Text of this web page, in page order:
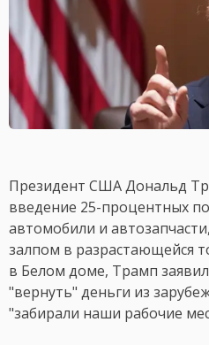
Президент США Дональд
введение 25-процентных
автомобили и
залпом в разрастающейся
в Белом доме, Трамп
"вернуть" деньги из
"забирали наши рабочие